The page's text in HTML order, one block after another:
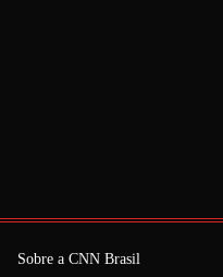
Sobre a CNN Brasil